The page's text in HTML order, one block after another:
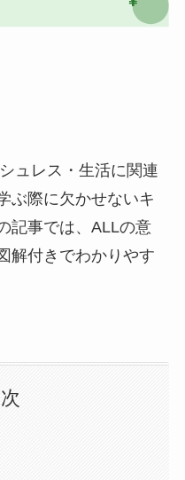
ュレス・生活に関連
ぶ際に欠かせないキ
記事では、ALLの意
解付きでわかりやす